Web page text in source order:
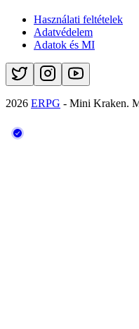
Használati feltételek
Adatvédelem
Adatok és MI
2026 ERPG - Mini Kraken.